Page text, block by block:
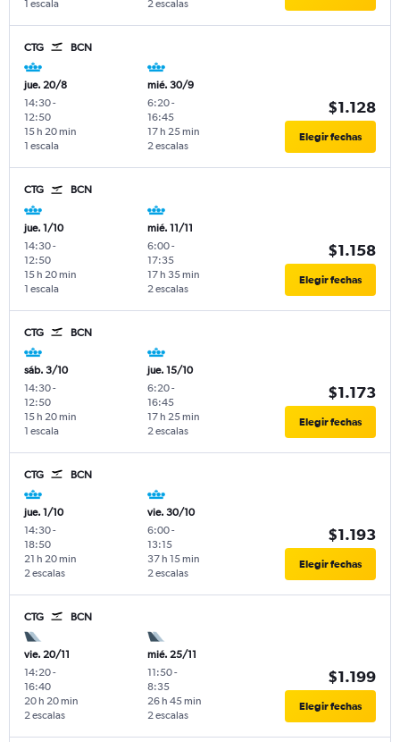
1 escala 2 escalas
CTG BCN
jue. 20/8
14:30-
12:50
1 escala
15 h 20 min
mié. 30/9
6:20-
16:45
2 escalas
17 h 25 min
$1.128
Elegir fechas
CTG BCN
jue. 1/10
14:30-
12:50
1 escala
15 h 20 min
mié. 11/11
6:00-
17:35
2 escalas
17 h 35 min
$1.158
Elegir fechas
CTG BCN
sáb. 3/10
14:30-
12:50
1 escala
15 h 20 min
jue. 15/10
6:20-
16:45
2 escalas
17 h 25 min
$1.173
Elegir fechas
CTG BCN
jue. 1/10
14:30-
18:50
2 escalas
21 h 20 min
vie. 30/10
6:00-
13:15
2 escalas
37 h 15 min
$1.193
Elegir fechas
CTG BCN
vie. 20/11
14:20-
16:40
2 escalas
20 h 20 min
mié. 25/11
11:50-
8:35
2 escalas
26 h 45 min
$1.199
Elegir fechas